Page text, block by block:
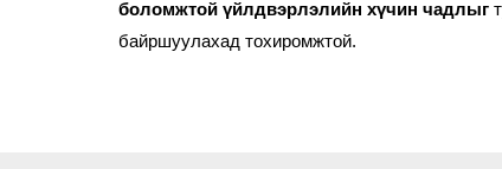
боломжтой үйлдвэрлэлийн хүчин чадлыг
байршуулахад тохиромжтой.